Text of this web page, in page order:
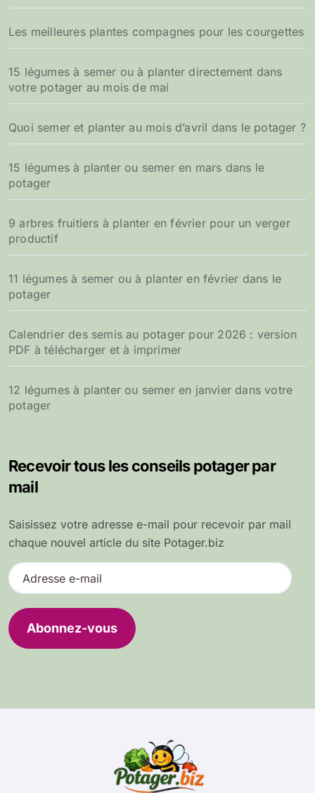
Les meilleures plantes compagnes pour les courgettes
15 légumes à semer ou à planter directement dans
votre potager au mois de mai
Quoi semer et planter au mois d’avril dans le potager ?
15 légumes à planter ou semer en mars dans le
potager
9 arbres fruitiers à planter en février pour un verger
productif
11 légumes à semer ou à planter en février dans le
potager
Calendrier des semis au potager pour 2026 : version
PDF à télécharger et à imprimer
12 légumes à planter ou semer en janvier dans votre
potager
Recevoir tous les conseils potager par
mail
Saisissez votre adresse e-mail pour recevoir par mail
chaque nouvel article du site Potager.biz
A
d
e
s
Abonnez-vous